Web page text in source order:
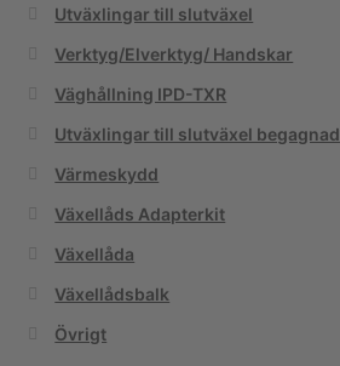
Utväxlingar till slutväxel
Verktyg/Elverktyg/ Handskar
Väghållning IPD-TXR
Utväxlingar till slutväxel begagnad
Värmeskydd
Växellåds Adapterkit
Växellåda
Växellådsbalk
Övrigt